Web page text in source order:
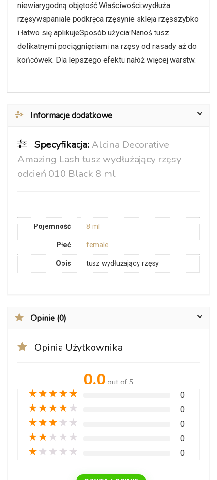
niewiarygodną objętość.Właściwości:wydłuża
rzęsywspaniale podkręca rzęsynie skleja rzęsszybko
i łatwo się aplikujeSposób użycia:Nanoś tusz
delikatnymi pociągnięciami na rzęsy od nasady aż do
końcówek. Dla lepszego efektu nałóż więcej warstw.
Informacje dodatkowe
Specyfikacja: Alcina Decorative
Amazing Lash tusz wydłużający rzęsy
odcień 010 Black 8 ml
Pojemność 8 ml
Płeć female
Opis tusz wydłużający rzęsy
Opinie (0)
Opinia Użytkownika
0.0 out of 5
★★★★★ 0
★★★★ ★ 0
★★★ ★ ★ 0
★★ ★ ★ ★ 0
★ ★ ★ ★ ★ 0